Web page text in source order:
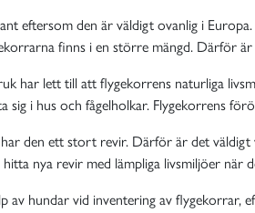
eftersom den är väldigt ovanlig i
finns i en större mängd. Därför
har lett till att flygekorrens naturliga
sig i hus och fågelholkar. Flygekorrens
den ett stort revir. Därför är det
nya revir med lämpliga livsmiljöer
av hundar vid inventering av